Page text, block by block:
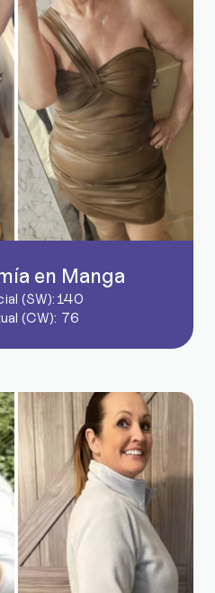
en Manga
(SW):
(CW):
140
76